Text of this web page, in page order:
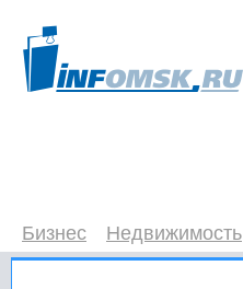
Бизнес Недвижимость